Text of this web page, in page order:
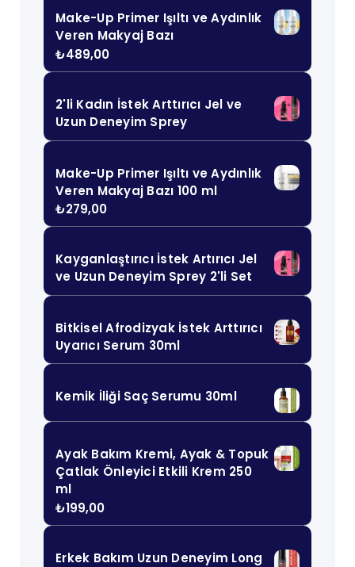
Make-Up Primer Işıltı ve Aydınlık
Veren Makyaj Bazı
₺489,00
2'li Kadın İstek Arttırıcı Jel ve
Uzun Deneyim Sprey
Make-Up Primer Işıltı ve Aydınlık
Veren Makyaj Bazı 100 ml
₺279,00
Kayganlaştırıcı İstek Artırıcı Jel
ve Uzun Deneyim Sprey 2'li Set
Bitkisel Afrodizyak İstek Arttırıcı
Uyarıcı Serum 30ml
Kemik İliği Saç Serumu 30ml
Ayak Bakım Kremi, Ayak & Topuk
Çatlak Önleyici Etkili Krem 250
ml
₺199,00
Erkek Bakım Uzun Deneyim Long